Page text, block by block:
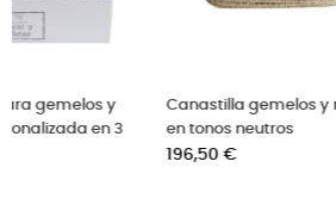
Canastilla bebé completa
celeste con bordado incluido